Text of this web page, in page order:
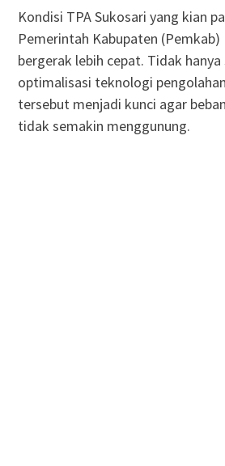
Kondisi TPA Sukosari yang kian
Pemerintah Kabupaten
bergerak lebih cepat. Tidak hanya
optimalisasi teknologi
tersebut menjadi kunci agar
tidak semakin menggunung.